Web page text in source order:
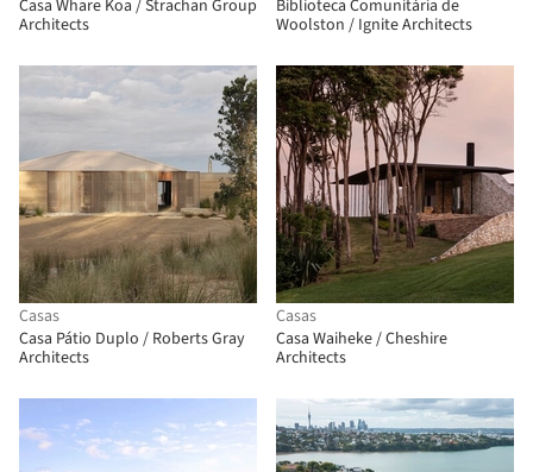
Casa Whare Koa / Strachan Group
Architects
Biblioteca Comunitária de
Woolston / Ignite Architects
Casas
Casa Pátio Duplo / Roberts Gray
Architects
Casas
Casa Waiheke / Cheshire
Architects